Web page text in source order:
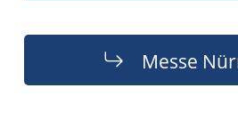
Messe